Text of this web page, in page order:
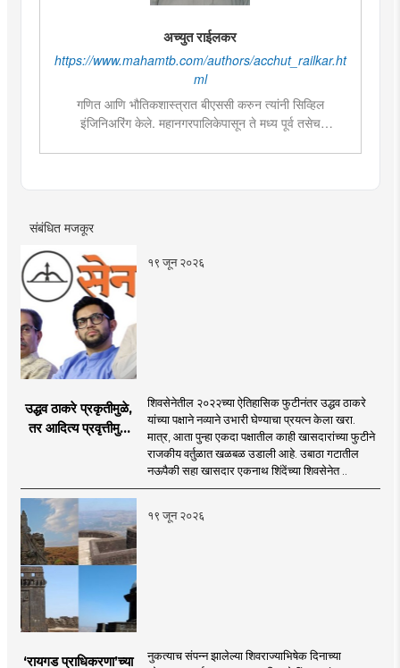
अच्युत राईलकर
https://www.mahamtb.com/authors/acchut_railkar.ht
ml
गणित आणि भौतिकशास्त्रात बीएससी करुन त्यांनी सिव्हिल
इंजिनिअरिंग केले. महानगरपालिकेपासून ते मध्य पूर्व तसेच
संबंधित मजकूर
१९ जून २०२६
उद्धव ठाकरे प्रकृतीमुळे,
तर आदित्य प्रवृत्तीमुळे
शिवसेनेतील २०२२च्या ऐतिहासिक फुटीनंतर उद्धव ठाकरे
यांच्या पक्षाने नव्याने उभारी घेण्याचा प्रयत्न केला खरा.
मात्र, आता पुन्हा एकदा पक्षातील काही खासदारांच्या फुटीने
राजकीय वर्तुळात खळबळ उडाली आहे. उबाठा गटातील
नऊपैकी सहा खासदार एकनाथ शिंदेंच्या शिवसेनेत ..
१९ जून २०२६
‘रायगड प्राधिकरणा’च्या
नुकत्याच संपन्न झालेल्या शिवराज्याभिषेक दिनाच्या